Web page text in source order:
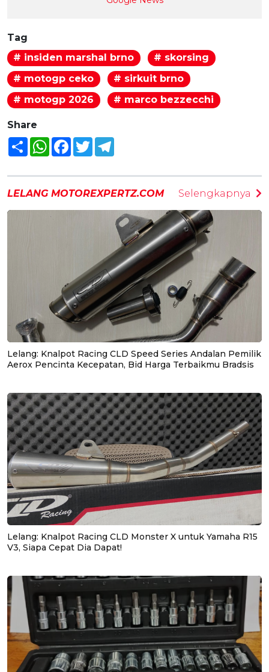
Tag
# insiden marshal brno
# skorsing
# motogp ceko
# sirkuit brno
# motogp 2026
# marco bezzecchi
Share
Share WhatsAppFacebook
Twitter
LELANG MOTOREXPERTZ.COM Selengkapnya
Lelang: Knalpot Racing CLD Speed Series Andalan Pemilik
Aerox Pencinta Kecepatan, Bid Harga Terbaikmu Bradsis
Lelang: Knalpot Racing CLD Monster X untuk Yamaha R15
V3, Siapa Cepat Dia Dapat!